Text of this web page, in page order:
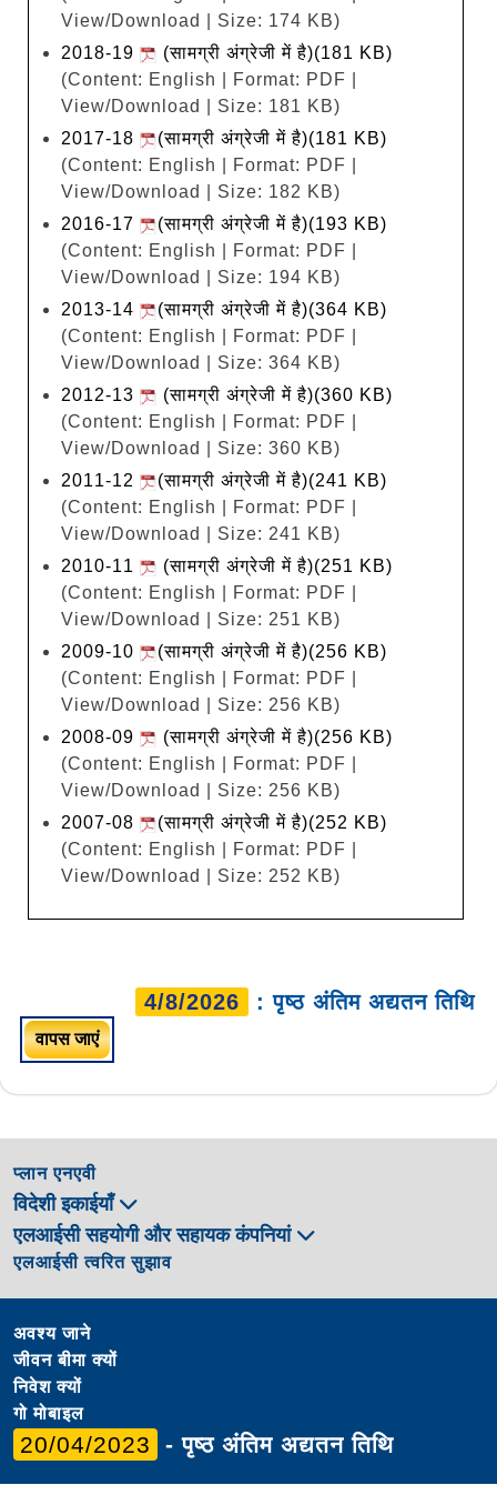
View/Download | Size: 174 KB)
2018-19
(सामग्री अंग्रेजी में है)(181 KB)
(Content: English | Format: PDF |
View/Download | Size: 181 KB)
2017-18
(सामग्री अंग्रेजी में है)(181 KB)
(Content: English | Format: PDF |
View/Download | Size: 182 KB)
2016-17
(सामग्री अंग्रेजी में है)(193 KB)
(Content: English | Format: PDF |
View/Download | Size: 194 KB)
2013-14
(सामग्री अंग्रेजी में है)(364 KB)
(Content: English | Format: PDF |
View/Download | Size: 364 KB)
2012-13
(सामग्री अंग्रेजी में है)(360 KB)
(Content: English | Format: PDF |
View/Download | Size: 360 KB)
2011-12
(सामग्री अंग्रेजी में है)(241 KB)
(Content: English | Format: PDF |
View/Download | Size: 241 KB)
2010-11
(सामग्री अंग्रेजी में है)(251 KB)
(Content: English | Format: PDF |
View/Download | Size: 251 KB)
2009-10
(सामग्री अंग्रेजी में है)(256 KB)
(Content: English | Format: PDF |
View/Download | Size: 256 KB)
2008-09
(सामग्री अंग्रेजी में है)(256 KB)
(Content: English | Format: PDF |
View/Download | Size: 256 KB)
2007-08
(सामग्री अंग्रेजी में है)(252 KB)
(Content: English | Format: PDF |
View/Download | Size: 252 KB)
4/8/2026 : पृष्ठ अंतिम अद्यतन तिथि
वापस जाएं
प्लान एनएवी
विदेशी इकाईयाँ
एलआईसी सहयोगी और सहायक कंपनियां
एलआईसी त्वरित सुझाव
अवश्य जाने
जीवन बीमा क्यों
निवेश क्यों
गो मोबाइल
20/04/2023 - पृष्ठ अंतिम अद्यतन तिथि